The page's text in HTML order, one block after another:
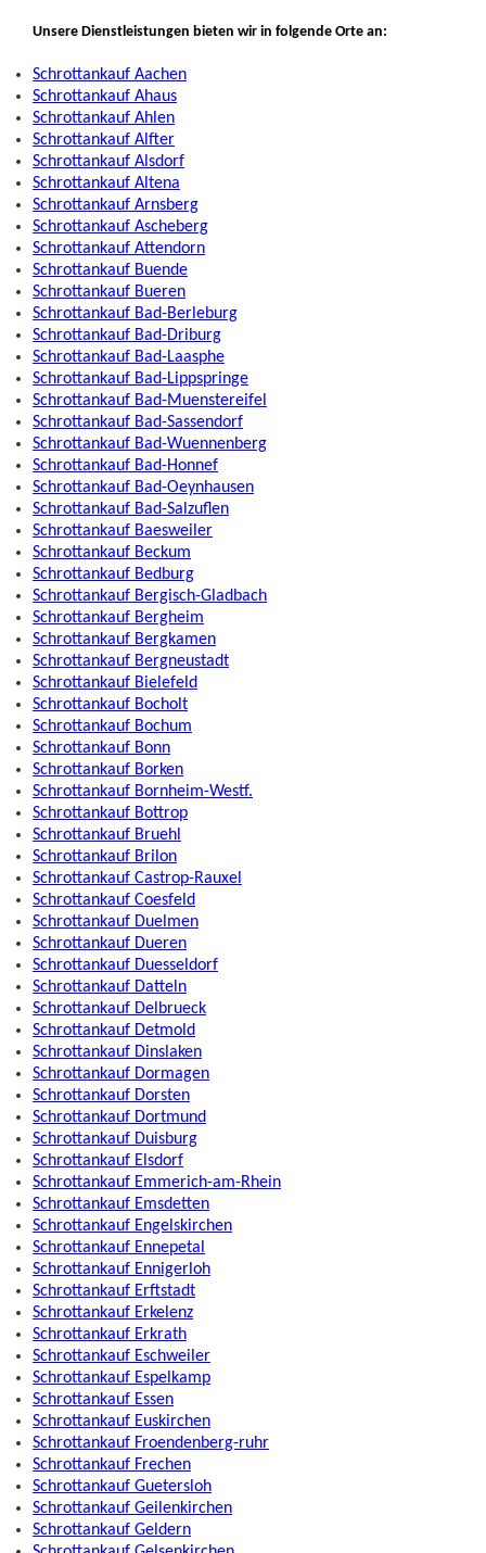
Unsere Dienstleistungen bieten wir in folgende Orte an:
Schrottankauf Aachen
Schrottankauf Ahaus
Schrottankauf Ahlen
Schrottankauf Alfter
Schrottankauf Alsdorf
Schrottankauf Altena
Schrottankauf Arnsberg
Schrottankauf Ascheberg
Schrottankauf Attendorn
Schrottankauf Buende
Schrottankauf Bueren
Schrottankauf Bad-Berleburg
Schrottankauf Bad-Driburg
Schrottankauf Bad-Laasphe
Schrottankauf Bad-Lippspringe
Schrottankauf Bad-Muenstereifel
Schrottankauf Bad-Sassendorf
Schrottankauf Bad-Wuennenberg
Schrottankauf Bad-Honnef
Schrottankauf Bad-Oeynhausen
Schrottankauf Bad-Salzuflen
Schrottankauf Baesweiler
Schrottankauf Beckum
Schrottankauf Bedburg
Schrottankauf Bergisch-Gladbach
Schrottankauf Bergheim
Schrottankauf Bergkamen
Schrottankauf Bergneustadt
Schrottankauf Bielefeld
Schrottankauf Bocholt
Schrottankauf Bochum
Schrottankauf Bonn
Schrottankauf Borken
Schrottankauf Bornheim-Westf.
Schrottankauf Bottrop
Schrottankauf Bruehl
Schrottankauf Brilon
Schrottankauf Castrop-Rauxel
Schrottankauf Coesfeld
Schrottankauf Duelmen
Schrottankauf Dueren
Schrottankauf Duesseldorf
Schrottankauf Datteln
Schrottankauf Delbrueck
Schrottankauf Detmold
Schrottankauf Dinslaken
Schrottankauf Dormagen
Schrottankauf Dorsten
Schrottankauf Dortmund
Schrottankauf Duisburg
Schrottankauf Elsdorf
Schrottankauf Emmerich-am-Rhein
Schrottankauf Emsdetten
Schrottankauf Engelskirchen
Schrottankauf Ennepetal
Schrottankauf Ennigerloh
Schrottankauf Erftstadt
Schrottankauf Erkelenz
Schrottankauf Erkrath
Schrottankauf Eschweiler
Schrottankauf Espelkamp
Schrottankauf Essen
Schrottankauf Euskirchen
Schrottankauf Froendenberg-ruhr
Schrottankauf Frechen
Schrottankauf Guetersloh
Schrottankauf Geilenkirchen
Schrottankauf Geldern